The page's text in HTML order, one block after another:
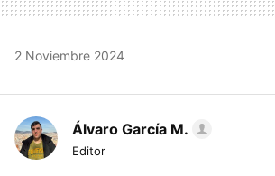
2 Noviembre 2024
Álvaro García M.
Editor